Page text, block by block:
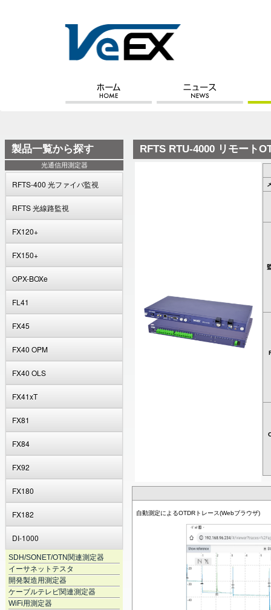
製品一覧から探す
光通信用測定器
RFTS-400 光ファイバ監視
RFTS 光線路監視
FX120+
FX150+
OPX-BOXe
FL41
FX45
FX40 OPM
FX40 OLS
FX41xT
FX81
FX84
FX92
FX180
FX182
DI-1000
SDH/SONET/OTN関連測定器
イーサネットテスタ
開発製造用測定器
ケーブルテレビ関連測定器
WiFi用測定器
RFTS RTU-4000 リモート
自動測定によるOTDRトレース(Webブラウザ)